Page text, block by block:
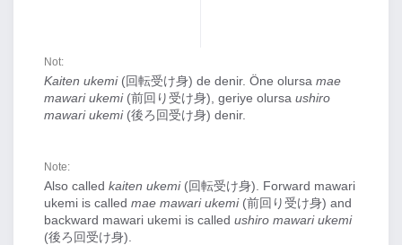
Not:
Kaiten ukemi(回転受け身) de denir. Öne olursa mae
mawari ukemi(前回り受け身), geriye olursa ushiro
mawari ukemi(後ろ回受け身) denir.
Note:
Also called kaiten ukemi(回転受け身). Forward mawari
ukemi is called mae mawari ukemi(前回り受け身) and
backward mawari ukemi is called ushiro mawari ukemi
(後ろ回受け身).